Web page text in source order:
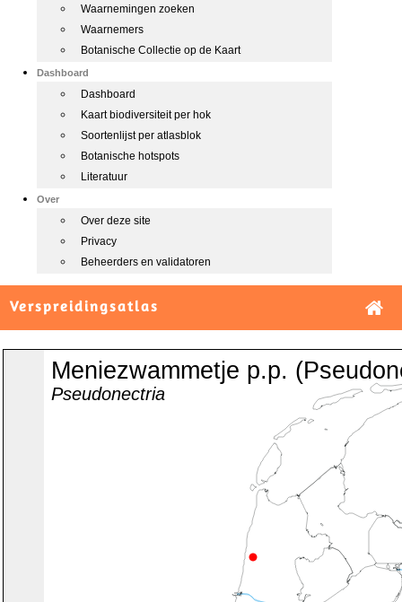
Waarnemingen zoeken
Waarnemers
Botanische Collectie op de Kaart
Dashboard
Dashboard
Kaart biodiversiteit per hok
Soortenlijst per atlasblok
Botanische hotspots
Literatuur
Over
Over deze site
Privacy
Beheerders en validatoren
Verspreidingsatlas